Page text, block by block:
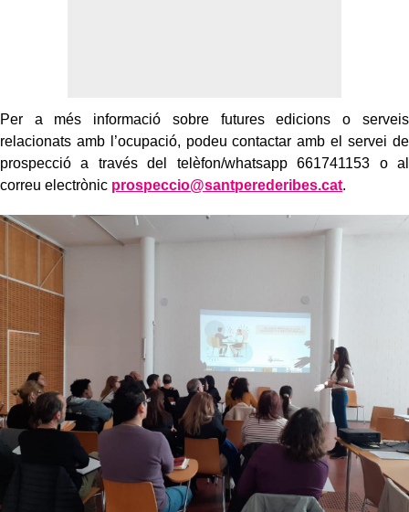
Per a més informació sobre futures edicions o serveis
relacionats amb l’ocupació, podeu contactar amb el servei de
prospecció a través del telèfon/whatsapp 661741153 o al
correu electrònic prospeccio@santperederibes.cat.